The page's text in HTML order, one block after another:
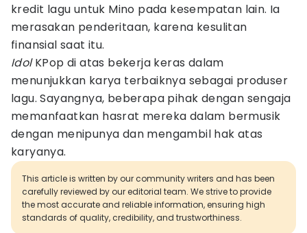
kredit lagu untuk Mino pada kesempatan lain. Ia
merasakan penderitaan, karena kesulitan
finansial saat itu.
IdolKPop di atas bekerja keras dalam
menunjukkan karya terbaiknya sebagai produser
lagu. Sayangnya, beberapa pihak dengan sengaja
memanfaatkan hasrat mereka dalam bermusik
dengan menipunya dan mengambil hak atas
karyanya.
This article is written by our community writers and has been
carefully reviewed by our editorial team. We strive to provide
the most accurate and reliable information, ensuring high
standards of quality, credibility, and trustworthiness.